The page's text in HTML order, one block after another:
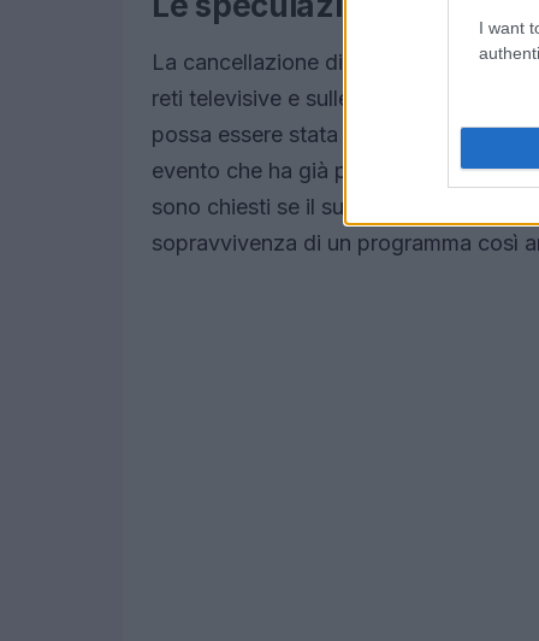
I want
La cancellazione di
ha
reti televisive e sulle sfide
possa essere stata influenzata dalla
evento che ha già portato a diverse
sono chiesti se il successo e gli
sopravvivenza di un programma così